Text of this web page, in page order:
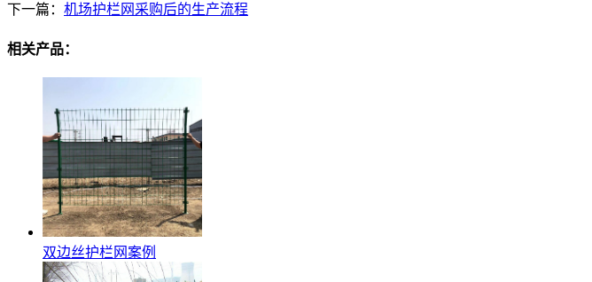
下一篇： 机场护栏网采购后的生产流程
相关产品：
双边丝护栏网案例